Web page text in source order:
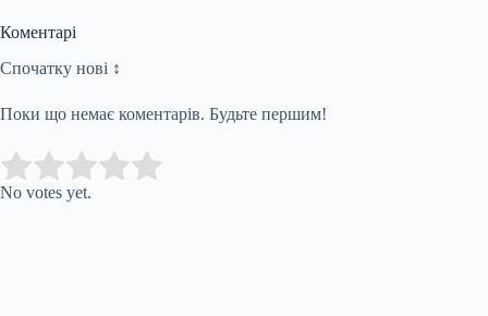
Коментарі
Спочатку нові ↕
Поки що немає коментарів. Будьте першим!
Rate this item:
No votes yet.